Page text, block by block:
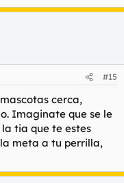
#15
cerca,
Imaginate que se le
tia que te estes
meta a tu perrilla,